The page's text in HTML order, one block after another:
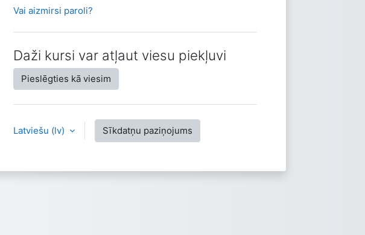
Vai aizmirsi paroli?
Daži kursi var atļaut viesu piekļuvi
Pieslēgties kā viesim
Latviešu ‎(lv)‎ Sīkdatņu paziņojums